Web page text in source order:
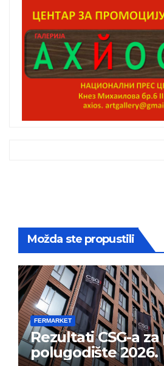
Možda ste propustili
FERMARKET
Rezultati CSG-a
polugodište 2026.